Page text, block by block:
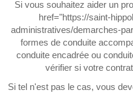
Si vous souhaitez aider un
href="https://saint-
administratives/demarches-
formes de conduite
conduite encadrée ou
vérifier si votre
Si tel n'est pas le cas, vous